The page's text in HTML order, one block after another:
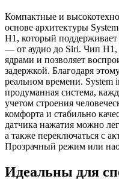
Компактные и
основе архитектуры
H1, который
— от аудио до Siri. Чип H1,
ядрами и позволяет
задержкой. Благодаря
реальном времени. System
продуманная система,
учетом строения
комфорта и стабильно
датчика нажатия можно
а также переключаться с
Прозрачный режим или
Идеальны для